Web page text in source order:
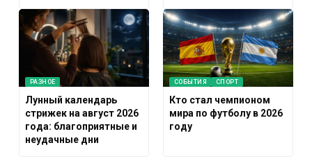
РАЗНОЕ
Лунный календарь
стрижек на август 2026
года: благоприятные и
неудачные дни
СОБЫТИЯ СПОРТ
Кто стал чемпионом
мира по футболу в 2026
году